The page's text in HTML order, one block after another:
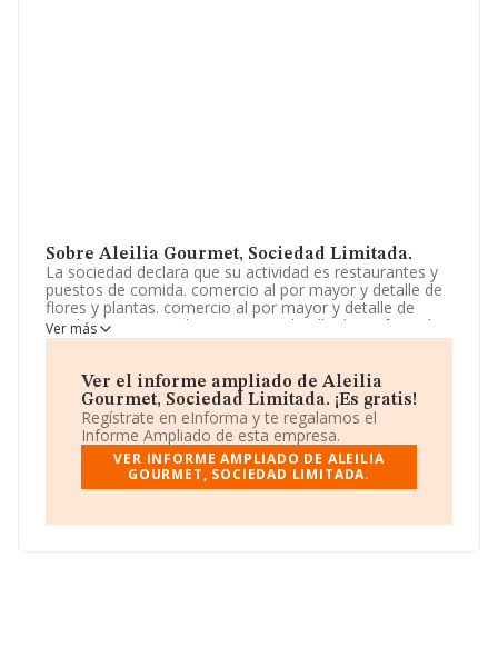
Sobre Aleilia Gourmet, Sociedad Limitada.
La sociedad declara que su actividad es restaurantes y
puestos de comida. comercio al por mayor y detalle de
flores y plantas. comercio al por mayor y detalle de
textiles. comercio al por mayor y detalle de perfumería y
cosmética. La sociedad está inscrita en el Registro
CNAE como '%cnae%', código 5611. La compañía no
tiene actividad en mercados exteriores.
La sociedadAleilia Gourmet, Sociedad Limitada
B75568741, tiene su domicilio social establecido en
Calle Venezuela Vecindario núm. 6, (35280), en el
municipio de Santa Lucia, en Las Palmas, Islas Canarias.
En base a la información de la que dispone INFORMA
Ver más
Ver el informe ampliado de Aleilia
Gourmet, Sociedad Limitada. ¡Es gratis!
Regístrate en eInforma y te regalamos el
Informe Ampliado de esta empresa.
VER INFORME AMPLIADO DE ALEILIA
GOURMET, SOCIEDAD LIMITADA.